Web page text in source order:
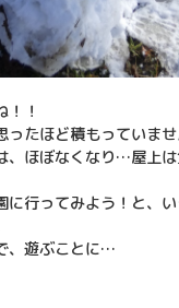
！
ったほど積もっていま
、ほぼなくなり…屋上
に行ってみよう！と、
、遊ぶことに…